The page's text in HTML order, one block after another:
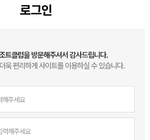
로그인
트클럽을 방문해주셔서 감사드립니다.
욱 편리하게 사이트를 이용하실 수 있습니다.